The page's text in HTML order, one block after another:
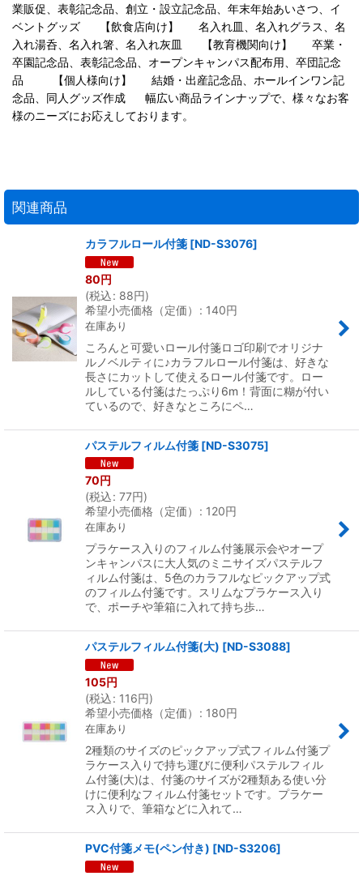
業販促、表彰記念品、創立・設立記念品、年末年始あいさつ、イ
ベントグッズ 【飲食店向け】 名入れ皿、名入れグラス、名
入れ湯呑、名入れ箸、名入れ灰皿 【教育機関向け】 卒業・
卒園記念品、表彰記念品、オープンキャンパス配布用、卒団記念
品 【個人様向け】 結婚・出産記念品、ホールインワン記
念品、同人グッズ作成 幅広い商品ラインナップで、様々なお客
様のニーズにお応えしております。
関連商品
カラフルロール付箋 [ND-S3076]
80円
(税込: 88円)
希望小売価格（定価）
: 140円
在庫あり
ころんと可愛いロール付箋ロゴ印刷でオリジナ
ルノベルティに♪カラフルロール付箋は、好きな
長さにカットして使えるロール付箋です。ロー
ルしている付箋はたっぷり6m！背面に糊が付い
ているので、好きなところにペ…
パステルフィルム付箋 [ND-S3075]
70円
(税込: 77円)
希望小売価格（定価）
: 120円
在庫あり
プラケース入りのフィルム付箋展示会やオープ
ンキャンパスに大人気のミニサイズパステルフ
ィルム付箋は、5色のカラフルなピックアップ式
のフィルム付箋です。スリムなプラケース入り
で、ポーチや筆箱に入れて持ち歩…
パステルフィルム付箋(大) [ND-S3088]
105円
(税込: 116円)
希望小売価格（定価）
: 180円
在庫あり
2種類のサイズのピックアップ式フィルム付箋プ
ラケース入りで持ち運びに便利パステルフィル
ム付箋(大)は、付箋のサイズが2種類ある使い分
けに便利なフィルム付箋セットです。プラケー
ス入りで、筆箱などに入れて…
PVC付箋メモ(ペン付き) [ND-S3206]